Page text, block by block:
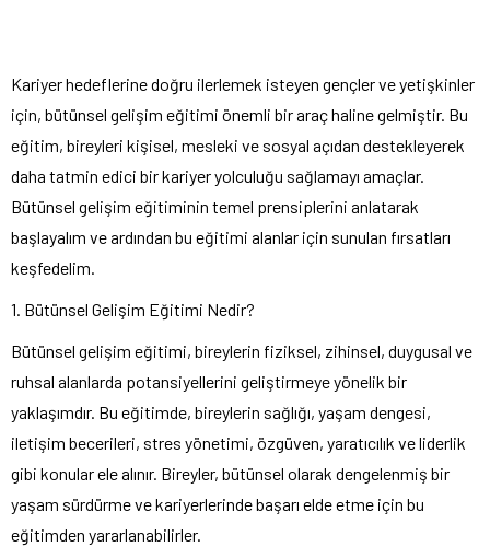
Kariyer hedeflerine doğru ilerlemek isteyen gençler ve yetişkinler
için, bütünsel gelişim eğitimi önemli bir araç haline gelmiştir. Bu
eğitim, bireyleri kişisel, mesleki ve sosyal açıdan destekleyerek
daha tatmin edici bir kariyer yolculuğu sağlamayı amaçlar.
Bütünsel gelişim eğitiminin temel prensiplerini anlatarak
başlayalım ve ardından bu eğitimi alanlar için sunulan fırsatları
keşfedelim.
1. Bütünsel Gelişim Eğitimi Nedir?
Bütünsel gelişim eğitimi, bireylerin fiziksel, zihinsel, duygusal ve
ruhsal alanlarda potansiyellerini geliştirmeye yönelik bir
yaklaşımdır. Bu eğitimde, bireylerin sağlığı, yaşam dengesi,
iletişim becerileri, stres yönetimi, özgüven, yaratıcılık ve liderlik
gibi konular ele alınır. Bireyler, bütünsel olarak dengelenmiş bir
yaşam sürdürme ve kariyerlerinde başarı elde etme için bu
eğitimden yararlanabilirler.